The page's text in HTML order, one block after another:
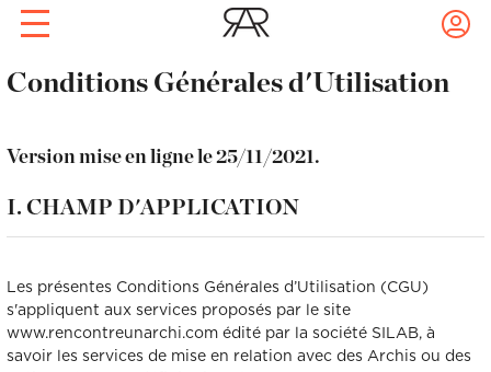
Archis
Réalisations
Blog
Conditions Générales d'Utilisation
Version mise en ligne le 25/11/2021.
I. CHAMP D'APPLICATION
Les présentes Conditions Générales d’Utilisation (CGU)
s'appliquent aux services proposés par le site
www.rencontreunarchi.com édité par la société SILAB, à
savoir les services de mise en relation avec des Archis ou des
Prise de rdv express !
Confiez à Rencontreunarchi le choix
Nom Prénom
Email Mot de passe
Rendez-vous conseil déco
coaching, 1 recherche mobilier, 1
croquis ou 3D de votre future pièce